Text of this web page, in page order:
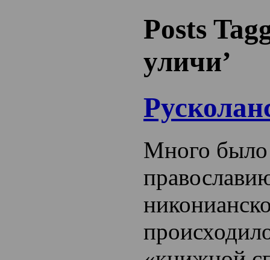
Posts
уличи’
Много было